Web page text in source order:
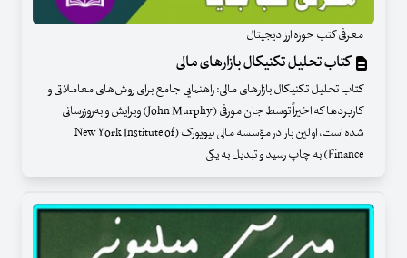
معرفی کتب حوزه ارز دیجیتال
کتاب تحلیل تکنیکال بازارهای مالی
کتاب تحلیل تکنیکال بازارهای مالی: راهنمایی جامع برای روش‌های معاملاتی و
کاربردها که اخیراً توسط جان مورفی (John Murphy) ویرایش و به‌روزرسانی
شده است، اولین بار در مؤسسه مالی نیویورک (New York Institute of
Finance) به چاپ رسید و تبدیل به یکی